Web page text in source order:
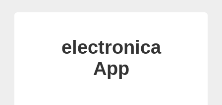
electronica
App